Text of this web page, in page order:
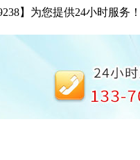
】为您提供24小时服务